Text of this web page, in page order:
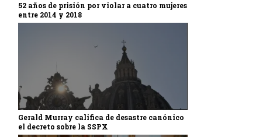
52 años de prisión por violar a cuatro mujeres
entre 2014 y 2018
Gerald Murray califica de desastre canónico
el decreto sobre la SSPX